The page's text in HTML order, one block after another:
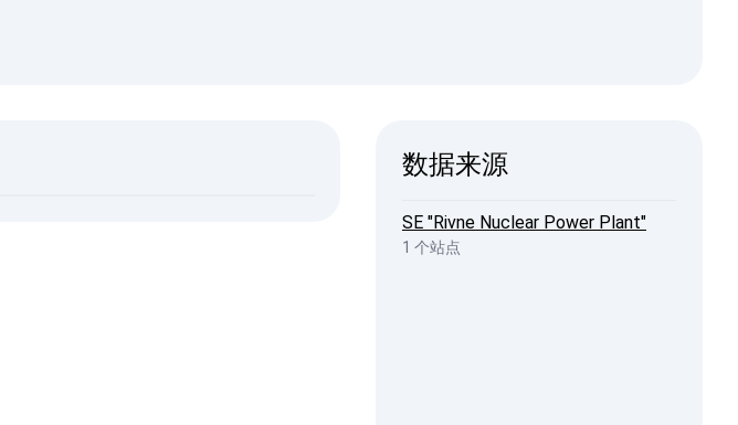
数据来源
SE "Rivne Nuclear Power Plant"
1 个站点